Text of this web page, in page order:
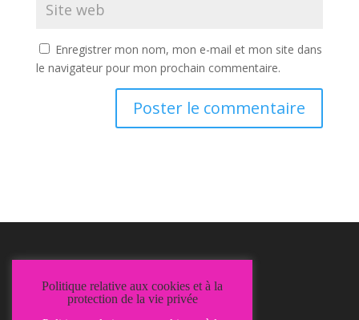
Enregistrer mon nom, mon e-mail et mon site dans
le navigateur pour mon prochain commentaire.
Politique de confidentialité
Politique relative aux cookies et à la
protection de la vie privée